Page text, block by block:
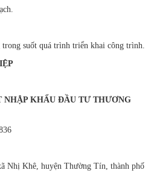
trong suốt quá trình triển khai công trình.
NHẬP KHẨU ĐẦU TƯ THƯƠNG
Nhị Khê, huyện Thường Tín, thành phố